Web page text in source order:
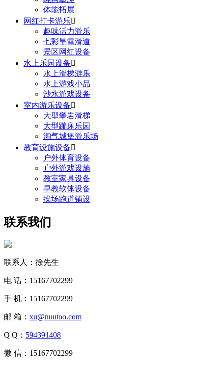
体能拓展
网红打卡游乐
趣味活力游乐
七彩旱雪滑道
景区网红设备
水上乐园设备
水上滑梯游乐
水上游戏小品
沙水游戏设备
室内游乐设备
大型攀岩滑梯
大型蹦床乐园
淘气城堡游乐场
教育设施设备
户外体育设备
户外游戏设施
教室家具设备
早教软体设备
操场跑道铺设
联系我们
联系人：徐先生
电 话：15167702299
手 机：15167702299
邮 箱： xu@nuutoo.com
Q Q： 594391408
微 信：15167702299